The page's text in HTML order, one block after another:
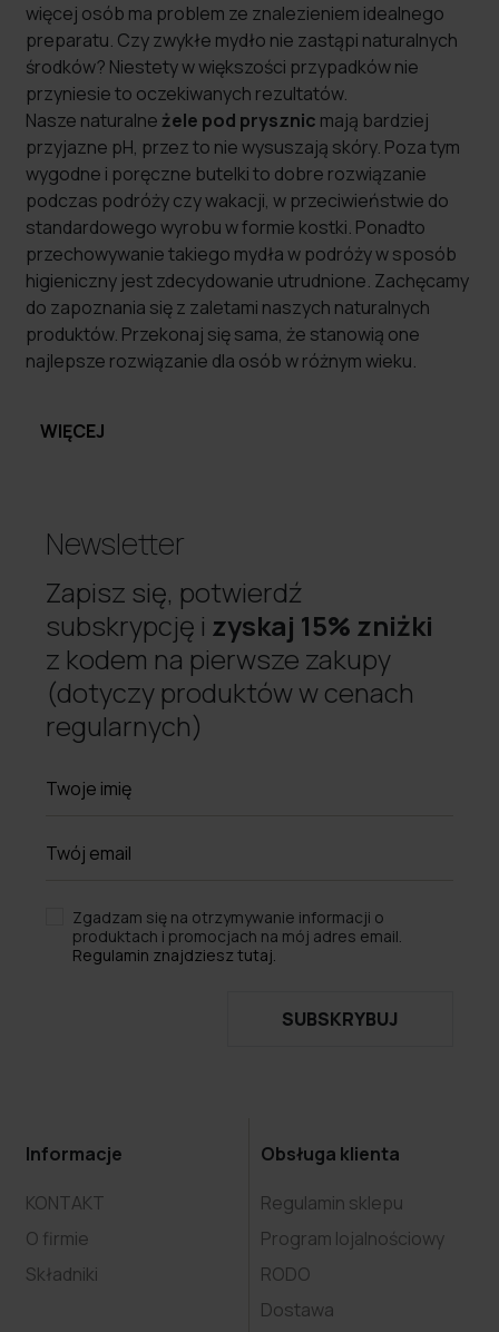
więcej osób ma problem ze znalezieniem idealnego
preparatu. Czy zwykłe mydło nie zastąpi naturalnych
środków? Niestety w większości przypadków nie
przyniesie to oczekiwanych rezultatów.
Nasze naturalneżele pod prysznic mają bardziej
przyjazne pH, przez to nie wysuszają skóry. Poza tym
wygodne i poręczne butelki to dobre rozwiązanie
podczas podróży czy wakacji, w przeciwieństwie do
standardowego wyrobu w formie kostki. Ponadto
przechowywanie takiego mydła w podróży w sposób
higieniczny jest zdecydowanie utrudnione. Zachęcamy
do zapoznania się z zaletami naszych naturalnych
produktów. Przekonaj się sama, że stanowią one
najlepsze rozwiązanie dla osób w różnym wieku.
WIĘCEJ
Newsletter
Zapisz się, potwierdź
subskrypcję i zyskaj 15% zniżki
z kodem na pierwsze zakupy
(dotyczy produktów w cenach
regularnych)
Zgadzam się na otrzymywanie informacji o
produktach i promocjach na mój adres email.
Regulamin znajdziesz tutaj.
SUBSKRYBUJ
Informacje
KONTAKT
O firmie
Składniki
Obsługa klienta
Regulamin sklepu
Program lojalnościowy
RODO
Dostawa